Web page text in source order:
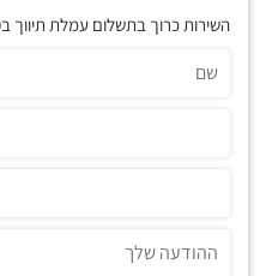
השירות כרוך בתשלום עמלת תיווך